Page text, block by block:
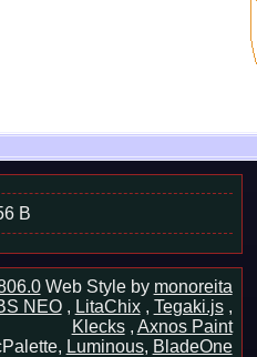
B
Web Style by monoreita
NEO, LitaChix, Tegaki.js,
Klecks, Axnos Paint
Luminous, BladeOne